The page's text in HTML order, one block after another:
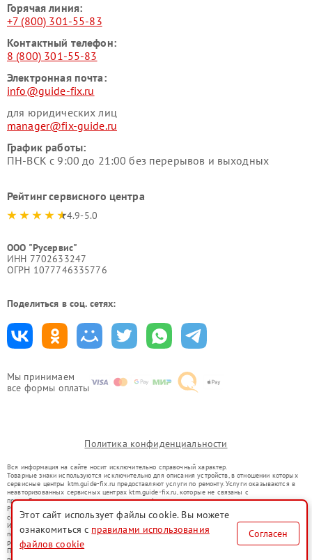
Мы принимаем
все формы оплаты
Горячая линия:
+7 (800) 301-55-83
Контактный телефон:
8 (800) 301-55-83
Электронная почта:
info@guide-fix.ru
для юридических лиц
manager@fix-guide.ru
График работы:
ПН-ВСК с 9:00 до 21:00 без перерывов и выходных
Рейтинг сервисного центра
4.9-5.0
ООО "Русервис"
ИНН 7702633247
ОГРН 1077746335776
Поделиться в соц. сетях:
Политика конфиденциальности
Вся информация на сайте носит исключительно справочный характер.
Товарные знаки используются исключительно для описания устройств, в отношении которых
сервисные центры ktm.guide-fix.ru предоставляют услуги по ремонту. Услуги оказываются в
неавторизованных сервисных центрах ktm.guide-fix.ru, которые не связаны с
правообладателями товарных знаков или их официальными представителями.
Ремонт осуществляется для устройств, уже введенных в гражданский оборот в соответствии
со статьей 1487 ГК РФ.
Использование товарных знаков не преследует цели индивидуализации услуг или введения
потребителей в заблуждение, а служит для информирования о предоставляемых услугах по
ремонту техники указанных брендов.
Представленная на сайте информация не является публичной офертой, определяемой
Этот сайт использует файлы cookie. Вы можете
ознакомиться с правилами использования
файлов cookie
Согласен